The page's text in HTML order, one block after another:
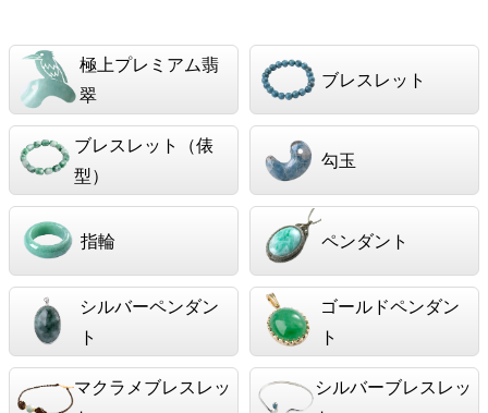
極上プレミアム翡
翠
ブレスレット
ブレスレット（俵
型）
勾玉
指輪 ペンダント
シルバーペンダン
ト
ゴールドペンダン
ト
マクラメブレスレッ
シルバーブレスレッ